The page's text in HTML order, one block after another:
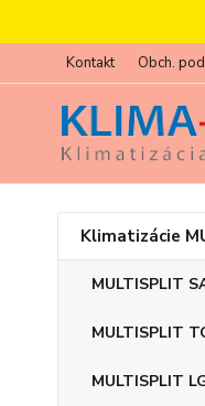
Kontakt Obch.
Klimatizácie
MULTISPLIT
MULTISPLIT
MULTISPLIT